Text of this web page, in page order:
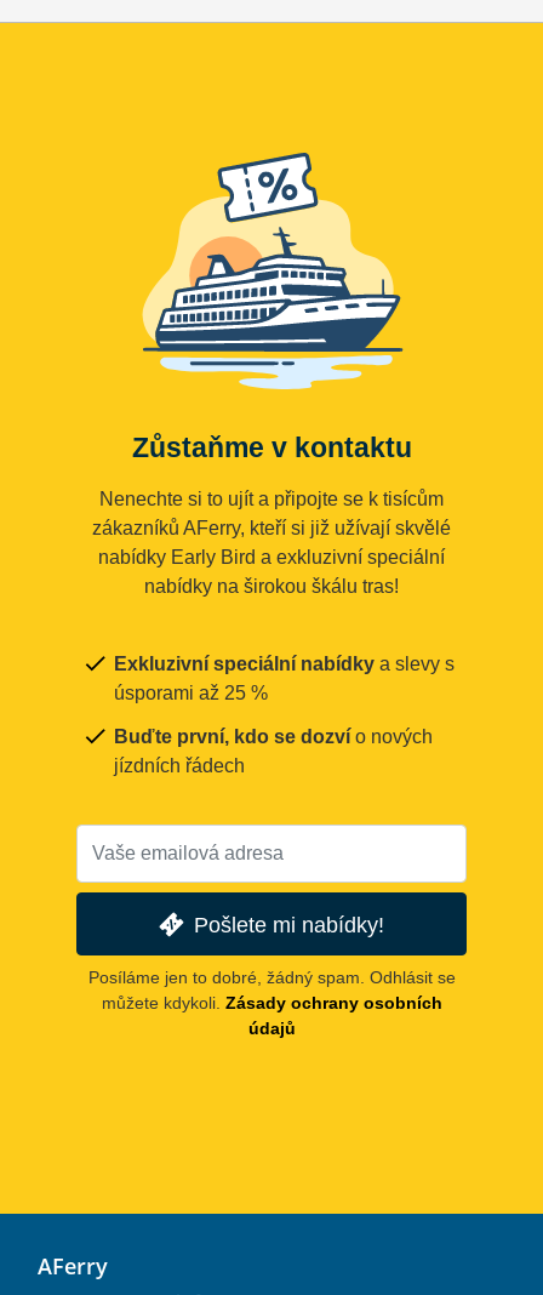
Zůstaňme v kontaktu
Nenechte si to ujít a připojte se k tisícům
zákazníků AFerry, kteří si již užívají skvělé
nabídky Early Bird a exkluzivní speciální
nabídky na širokou škálu tras!
Exkluzivní speciální nabídky a slevy s
úsporami až 25 %
Buďte první, kdo se dozví o nových
jízdních řádech
Pošlete mi nabídky!
Posíláme jen to dobré, žádný spam. Odhlásit se
můžete kdykoli. Zásady ochrany osobních
údajů
AFerry